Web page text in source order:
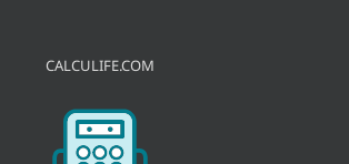
CALCULIFE.COM